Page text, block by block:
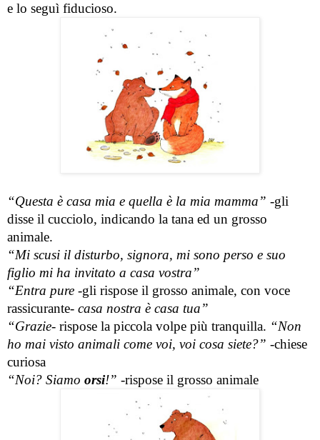
e lo seguì fiducioso.
“Questa è casa mia e quella è la mia mamma” -gli
disse il cucciolo, indicando la tana ed un grosso
animale.
“Mi scusi il disturbo, signora, mi sono perso e suo
figlio mi ha invitato a casa vostra”
“Entra pure -gli rispose il grosso animale, con voce
rassicurante- casa nostra è casa tua”
“Grazie- rispose la piccola volpe più tranquilla. “Non
ho mai visto animali come voi, voi cosa siete?” -chiese
curiosa
“Noi? Siamo orsi!” -rispose il grosso animale